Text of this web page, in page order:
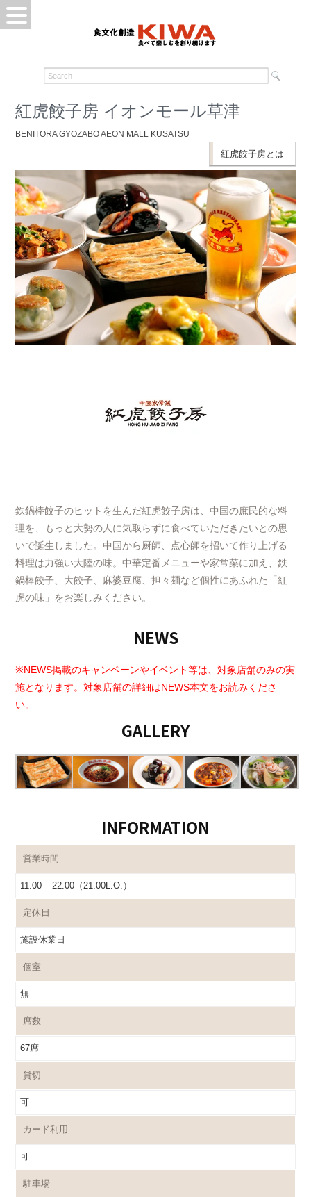
紅虎餃子房 イオンモール草津
BENITORA GYOZABO AEON MALL KUSATSU
紅虎餃子房とは
鉄鍋棒餃子のヒットを生んだ紅虎餃子房は、中国の庶民的な料
理を、もっと大勢の人に気取らずに食べていただきたいとの思
いで誕生しました。中国から厨師、点心師を招いて作り上げる
料理は力強い大陸の味。中華定番メニューや家常菜に加え、鉄
鍋棒餃子、大餃子、麻婆豆腐、担々麺など個性にあふれた「紅
虎の味」をお楽しみください。
NEWS
※NEWS掲載のキャンペーンやイベント等は、対象店舗のみの実
施となります。対象店舗の詳細はNEWS本文をお読みくださ
い。
GALLERY
INFORMATION
営業時間
11:00 – 22:00（21:00L.O.）
定休日
施設休業日
個室
無
席数
67席
貸切
可
カード利用
可
駐車場